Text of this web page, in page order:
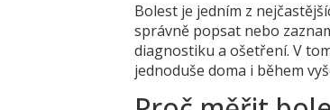
Bolest je jedním z
správně popsat nebo
diagnostiku a ošetření. V
jednoduše doma i během